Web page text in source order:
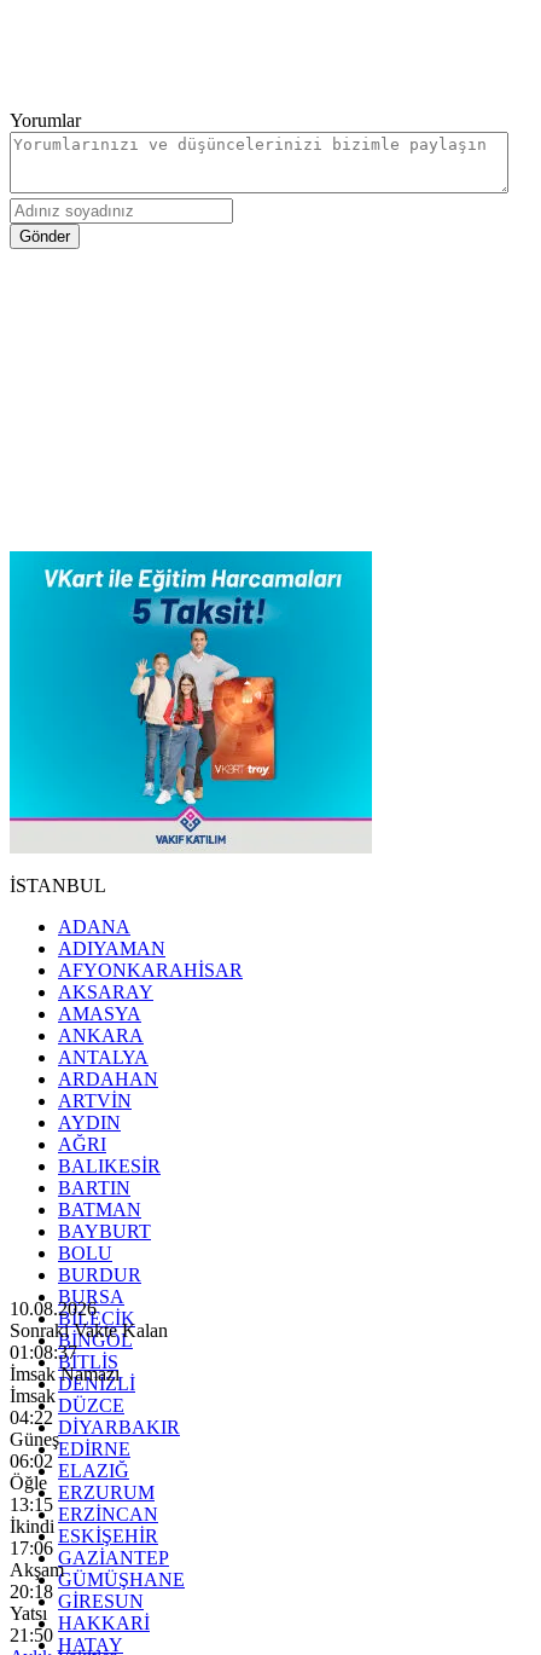
Yorumlar
Gönder
İSTANBUL
ADANA
ADIYAMAN
AFYONKARAHİSAR
AKSARAY
AMASYA
ANKARA
ANTALYA
ARDAHAN
ARTVİN
AYDIN
AĞRI
BALIKESİR
BARTIN
BATMAN
BAYBURT
BOLU
BURDUR
BURSA
BİLECİK
BİNGÖL
BİTLİS
DENİZLİ
DÜZCE
DİYARBAKIR
EDİRNE
ELAZIĞ
ERZURUM
ERZİNCAN
ESKİŞEHİR
GAZİANTEP
GÜMÜŞHANE
GİRESUN
HAKKARİ
HATAY
10.08.2026
Sonraki Vakte Kalan
01:08:35
İmsak Namazı
İmsak
04:22
Güneş
06:02
Öğle
13:15
İkindi
17:06
Akşam
20:18
Yatsı
21:50